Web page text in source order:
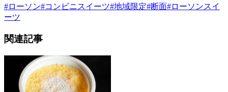
#ローソン#コンビニスイーツ#地域限定#断面#ローソンスイ
ーツ
関連記事